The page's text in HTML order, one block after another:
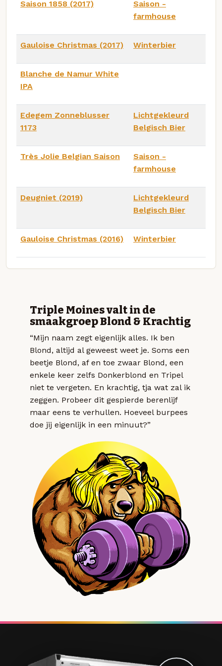
Saison 1858 (2017)
Saison -
farmhouse
Gauloise Christmas (2017) Winterbier
Blanche de Namur White
IPA
Edegem Zonneblusser
1173
Lichtgekleurd
Belgisch Bier
Très Jolie Belgian Saison
Saison -
farmhouse
Deugniet (2019)
Lichtgekleurd
Belgisch Bier
Gauloise Christmas (2016) Winterbier
Triple Moines valt in de
smaakgroep Blond & Krachtig
“Mijn naam zegt eigenlijk alles. Ik ben
Blond, altijd al geweest weet je. Soms een
beetje Blond, af en toe zwaar Blond, een
enkele keer zelfs Donkerblond en Tripel
niet te vergeten. En krachtig, tja wat zal ik
zeggen. Probeer dit gespierde berenlijf
maar eens te verhullen. Hoeveel burpees
doe jij eigenlijk in een minuut?”